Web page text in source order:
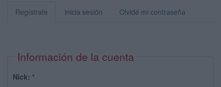
Regístrate inicia sesión Olvidé mi contraseña
Información de la cuenta
Nick: *